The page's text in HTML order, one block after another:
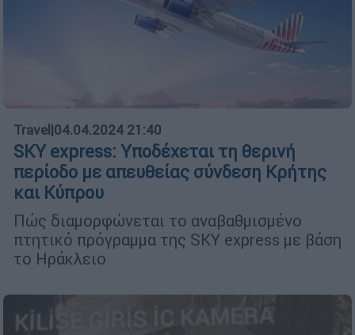
Travel |04.04.2024 21:40
SKY express: Υποδέχεται τη θερινή
περίοδο με απευθείας σύνδεση Κρήτης
και Κύπρου
Πώς διαμορφώνεται το αναβαθμισμένο
πτητικό πρόγραμμα της SKY express με βάση
το Ηράκλειο